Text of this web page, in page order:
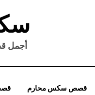
أجمل
قصص سكس محارم